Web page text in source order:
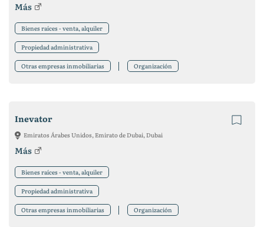
Más
Bienes raíces - venta, alquiler
Propiedad administrativa
Otras empresas inmobiliarias Organización
Inevator
Emiratos Árabes Unidos, Emirato de Dubai, Dubai
Más
Bienes raíces - venta, alquiler
Propiedad administrativa
Otras empresas inmobiliarias Organización